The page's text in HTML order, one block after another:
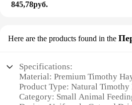
845,78руб.
Here are the products found in the
Specifications:
Material: Premium Timothy
Product Type: Natural Timothy
Category: Small Animal